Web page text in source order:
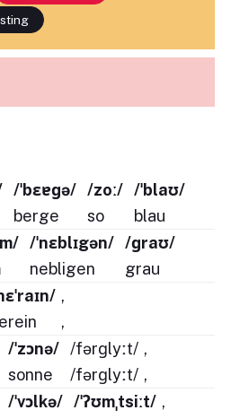
/ˈbɛɐɡə/
berge
/zoː/
so
/ˈblaʊ/
blau
/ˈnɛblɪgən/
nebligen
/ɡraʊ/
grau
,
,
/ˈzɔnə/
sonne
/fərɡlyːt/
/fərɡlyːt/
,
,
/ˈvɔlkə/ /ˈʔʊmˌtsiːt/ ,